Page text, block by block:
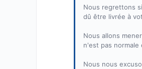
Nous regrettons
dû être livrée à
Nous allons
n'est pas
Nous nous